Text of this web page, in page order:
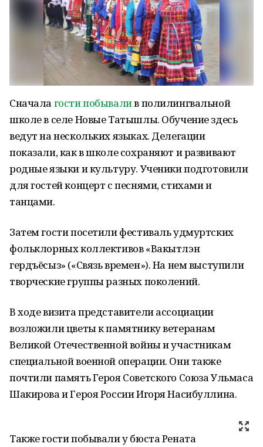
Сначала гости побывалив полилингвальной
школе в селе Новые Татышлы. Обучение здесь
ведут на нескольких языках. Делегации
показали, как в школе сохраняют и развивают
родные языки и культуру. Ученики подготовили
для гостей концерт с песнями, стихами и
танцами.
Затем гости посетили фестиваль удмуртских
фольклорных коллективов «Вакытлэн
гердъёсыз» («Связь времен»). На нем выступили
творческие группы разных поколений.
В ходе визита представители ассоциации
возложили цветы к памятнику ветеранам
Великой Отечественной войны и участникам
специальной военной операции. Они также
почтили память Героя Советского Союза Ульмаса
Шакирова и Героя России Игоря Насибуллина.
Также гости побывали у бюста Рената